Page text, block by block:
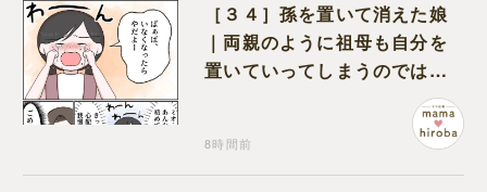
［３４］孫を置いて消えた娘
｜両親のように祖母も自分を
置いていってしまうのでは？
と怯えて泣く孫に心が痛む
8時間前